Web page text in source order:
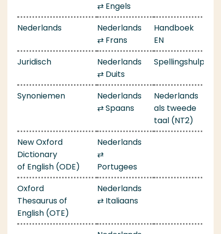
⇄ Engels
Nederlands
Nederlands
⇄ Frans
Handboek
EN
Juridisch
Nederlands
⇄ Duits
Spellingshulp
Synoniemen
Nederlands
⇄ Spaans
Nederlands
als tweede
taal (NT2)
New Oxford
Dictionary
of English (ODE)
Nederlands
⇄
Portugees
Oxford
Thesaurus of
English (OTE)
Nederlands
⇄ Italiaans